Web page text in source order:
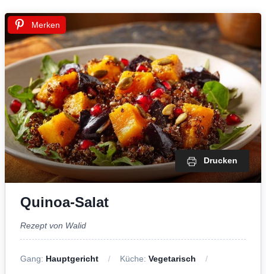
Merken
Drucken
Quinoa-Salat
Rezept von Walid
Gang: Hauptgericht Küche: Vegetarisch